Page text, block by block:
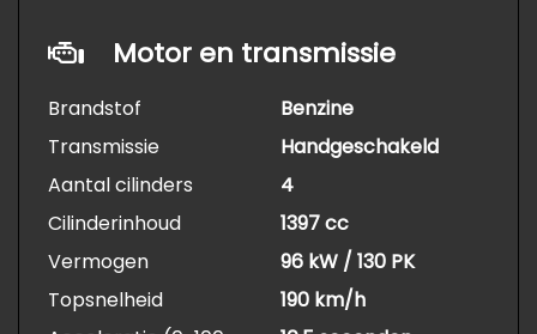
Motor en transmissie
Brandstof
Benzine
Transmissie
Handgeschakeld
Aantal cilinders
4
Cilinderinhoud
1397 cc
Vermogen
96 kW / 130 PK
Topsnelheid
190 km/h